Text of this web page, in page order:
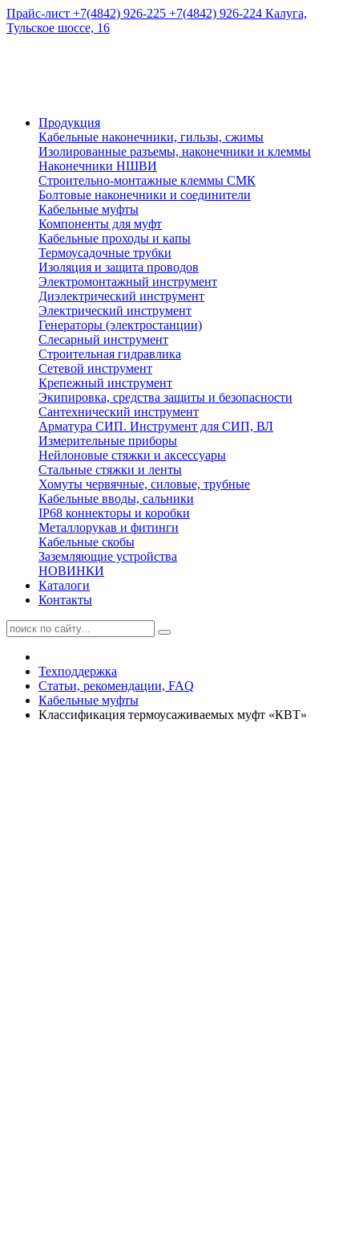
Прайс-лист +7(4842) 926-225 +7(4842) 926-224 Калуга,
Тульское шоссе, 16
Продукция
Кабельные наконечники, гильзы, сжимы
Изолированные разъемы, наконечники и клеммы
Наконечники НШВИ
Строительно-монтажные клеммы СМК
Болтовые наконечники и соединители
Кабельные муфты
Компоненты для муфт
Кабельные проходы и капы
Термоусадочные трубки
Изоляция и защита проводов
Электромонтажный инструмент
Диэлектрический инструмент
Электрический инструмент
Генераторы (электростанции)
Слесарный инструмент
Строительная гидравлика
Сетевой инструмент
Крепежный инструмент
Экипировка, средства защиты и безопасности
Сантехнический инструмент
Арматура СИП. Инструмент для СИП, ВЛ
Измерительные приборы
Нейлоновые стяжки и аксессуары
Стальные стяжки и ленты
Хомуты червячные, силовые, трубные
Кабельные вводы, сальники
IP68 коннекторы и коробки
Металлорукав и фитинги
Кабельные скобы
Заземляющие устройства
НОВИНКИ
Каталоги
Контакты
Техподдержка
Статьи, рекомендации, FAQ
Кабельные муфты
Классификация термоусаживаемых муфт «КВТ»